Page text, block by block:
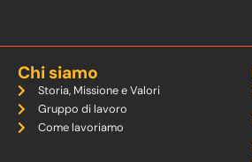
Chi siamo
Storia, Missione e Valori
Gruppo di lavoro
Come lavoriamo